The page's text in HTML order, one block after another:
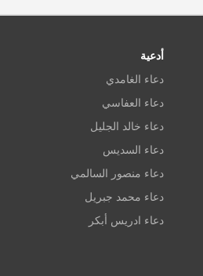
أدعية
دعاء الغامدي
دعاء العفاسي
دعاء خالد الجليل
دعاء السديس
دعاء منصور السالمي
دعاء محمد جبريل
دعاء ادريس أبكر